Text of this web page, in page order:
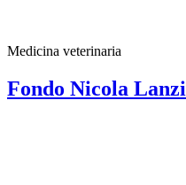
Medicina veterinaria
Fondo Nicola